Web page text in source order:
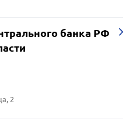
банка РФ
2